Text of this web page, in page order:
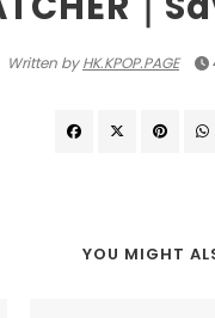
Written byHK.KPOP.PAGE
YOU MIGHT